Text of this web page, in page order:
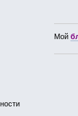
Мой